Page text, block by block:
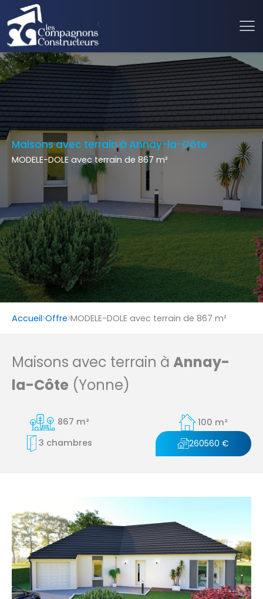
Maisons avec terrain à Annay-la-Côte
MODELE-DOLE avec terrain de 867 m²
Accueil Offre MODELE-DOLE avec terrain de 867 m²
Maisons avec terrain à Annay-
la-Côte (Yonne)
867 m²
100 m²
3 chambres
260560 €